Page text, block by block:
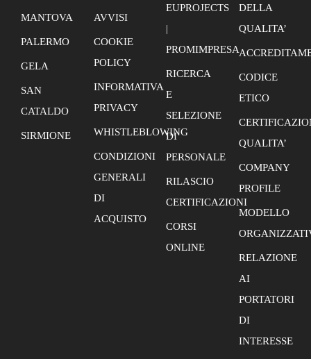
MANTOVA
PALERMO
GELA
SAN
CATALDO
SIRMIONE
AVVISI
COOKIE
POLICY
INFORMATIVA
PRIVACY
WHISTLEBLOWING
CONDIZIONI
GENERALI
DI
ACQUISTO
EUPROJECTS
|
PROMIMPRESA
RICERCA
E
SELEZIONE
DI
PERSONALE
RILASCIO
CERTIFICAZIONI
CORSI
ONLINE
DELLA
QUALITA’
CODICE
ETICO
QUALITA’
COMPANY
PROFILE
MODELLO
RELAZIONE
AI
PORTATORI
DI
INTERESSE